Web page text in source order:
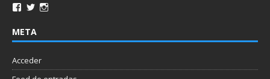
META
Acceder